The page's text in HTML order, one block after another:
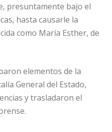
presuntamente bajo el
hasta causarle la
como María Esther, de
elementos de la
General del Estado,
y trasladaron el